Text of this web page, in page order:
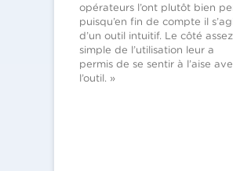
opérateurs l’ont plutôt bien
puisqu’en fin de compte il
d’un outil intuitif. Le côté assez
simple de l’utilisation leur a
permis de se sentir à l’aise
l’outil. »